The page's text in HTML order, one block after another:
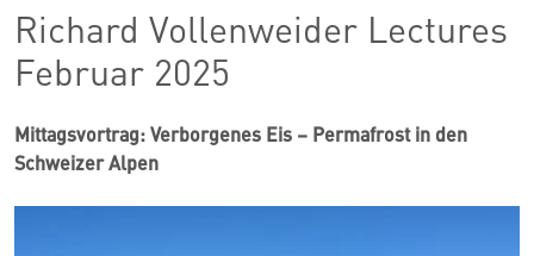
Richard Vollenweider Lectures
Februar 2025
Mittagsvortrag: Verborgenes Eis – Permafrost in den
Schweizer Alpen